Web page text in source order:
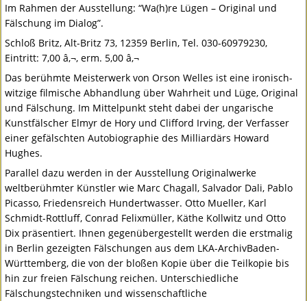
Im Rahmen der Ausstellung: “Wa(h)re Lügen – Original und
Fälschung im Dialog”.
Schloß Britz, Alt-Britz 73, 12359 Berlin, Tel. 030-60979230,
Eintritt: 7,00 â‚¬, erm. 5,00 â‚¬
Das berühmte Meisterwerk von Orson Welles ist eine ironisch-
witzige filmische Abhandlung über Wahrheit und Lüge, Original
und Fälschung. Im Mittelpunkt steht dabei der ungarische
Kunstfälscher Elmyr de Hory und Clifford Irving, der Verfasser
einer gefälschten Autobiographie des Milliardärs Howard
Hughes.
Parallel dazu werden in der Ausstellung Originalwerke
weltberühmter Künstler wie Marc Chagall, Salvador Dali, Pablo
Picasso, Friedensreich Hundertwasser. Otto Mueller, Karl
Schmidt-Rottluff, Conrad Felixmüller, Käthe Kollwitz und Otto
Dix präsentiert. Ihnen gegenübergestellt werden die erstmalig
in Berlin gezeigten Fälschungen aus dem LKA-ArchivBaden-
Württemberg, die von der bloßen Kopie über die Teilkopie bis
hin zur freien Fälschung reichen. Unterschiedliche
Fälschungstechniken und wissenschaftliche